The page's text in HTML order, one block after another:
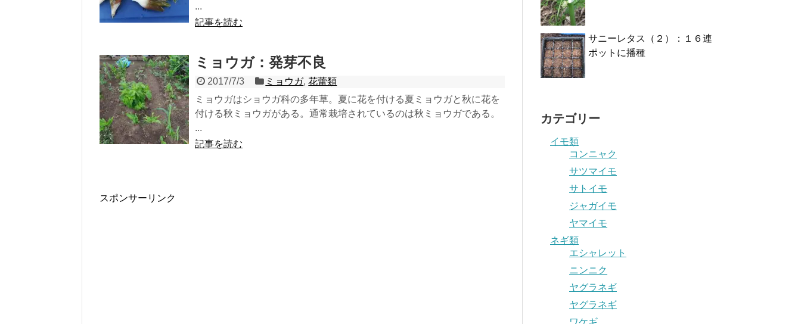
...
記事を読む
ミョウガ：発芽不良
2017/7/3 ミョウガ,花蕾類
ミョウガはショウガ科の多年草。夏に花を付ける夏ミョウガと秋に花を
付ける秋ミョウガがある。通常栽培されているのは秋ミョウガである。
...
記事を読む
スポンサーリンク
サニーレタス（２）：１６連
ポットに播種
カテゴリー
イモ類
コンニャク
サツマイモ
サトイモ
ジャガイモ
ヤマイモ
ネギ類
エシャレット
ニンニク
ヤグラネギ
ヤグラネギ
ワケギ